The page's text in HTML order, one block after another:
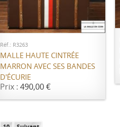
AJOUTER AU PANIER
Réf.: R3263
MALLE HAUTE CINTRÉE
MARRON AVEC SES BANDES
D'ÉCURIE
Prix : 490,00 €